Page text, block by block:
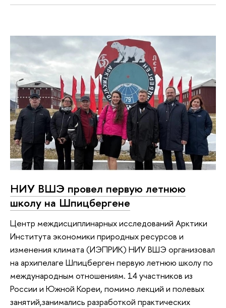
НИУ ВШЭ провел первую летнюю
школу на Шпицбергене
Центр междисциплинарных исследований Арктики
Института экономики природных ресурсов и
изменения климата (ИЭПРИК) НИУ ВШЭ организовал
на архипелаге Шпицберген первую летнюю школу по
международным отношениям. 14 участников из
России и Южной Кореи, помимо лекций и полевых
занятий,занимались разработкой практических